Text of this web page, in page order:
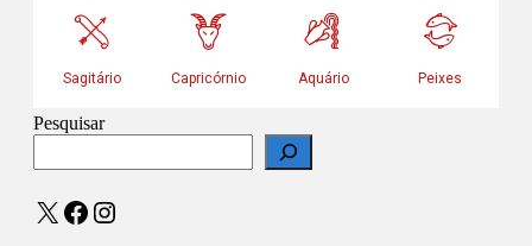
Pesquisar
X Facebook
Instagram